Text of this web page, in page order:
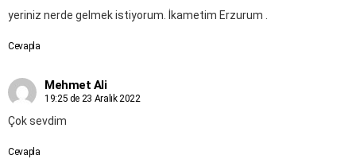
yeriniz nerde gelmek istiyorum. İkametim Erzurum .
Cevapla
Mehmet Ali
19:25 de 23 Aralık 2022
Çok sevdim
Cevapla